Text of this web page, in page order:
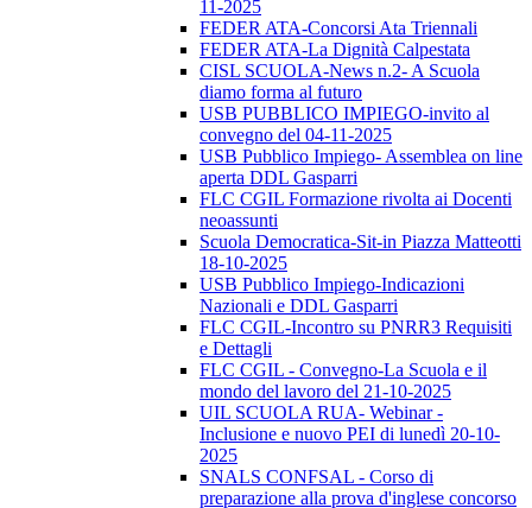
11-2025
FEDER ATA-Concorsi Ata Triennali
FEDER ATA-La Dignità Calpestata
CISL SCUOLA-News n.2- A Scuola
diamo forma al futuro
USB PUBBLICO IMPIEGO-invito al
convegno del 04-11-2025
USB Pubblico Impiego- Assemblea on line
aperta DDL Gasparri
FLC CGIL Formazione rivolta ai Docenti
neoassunti
Scuola Democratica-Sit-in Piazza Matteotti
18-10-2025
USB Pubblico Impiego-Indicazioni
Nazionali e DDL Gasparri
FLC CGIL-Incontro su PNRR3 Requisiti
e Dettagli
FLC CGIL - Convegno-La Scuola e il
mondo del lavoro del 21-10-2025
UIL SCUOLA RUA- Webinar -
Inclusione e nuovo PEI di lunedì 20-10-
2025
SNALS CONFSAL - Corso di
preparazione alla prova d'inglese concorso